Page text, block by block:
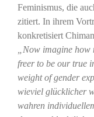
Feminismus, die
zitiert. In ihrem
konkretisiert
„Now imagine
freer to be our true
weight of gender
wieviel glücklicher
wahren